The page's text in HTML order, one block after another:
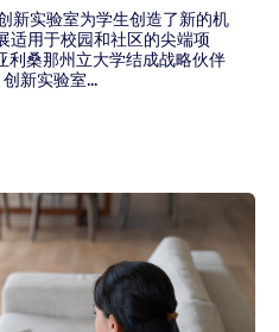
新实验室为学生创造了新的机
适用于校园和社区的尖端项
利桑那州立大学结成战略伙伴
新实验室...
的信息安全保驾护航